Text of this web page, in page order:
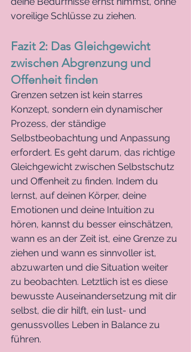
voreilige Schlüsse zu ziehen.
Fazit 2: Das Gleichgewicht
zwischen Abgrenzung und
Offenheit finden
Grenzen setzen ist kein starres
Konzept, sondern ein dynamischer
Prozess, der ständige
Selbstbeobachtung und Anpassung
erfordert. Es geht darum, das richtige
Gleichgewicht zwischen Selbstschutz
und Offenheit zu finden. Indem du
lernst, auf deinen Körper, deine
Emotionen und deine Intuition zu
hören, kannst du besser einschätzen,
wann es an der Zeit ist, eine Grenze zu
ziehen und wann es sinnvoller ist,
abzuwarten und die Situation weiter
zu beobachten. Letztlich ist es diese
bewusste Auseinandersetzung mit dir
selbst, die dir hilft, ein lust- und
genussvolles Leben in Balance zu
führen.